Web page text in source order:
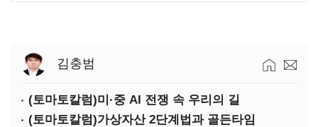
김충범
(토마토칼럼)미·중 AI 전쟁 속 우리의 길
(토마토칼럼)가상자산 2단계법과 골든타임